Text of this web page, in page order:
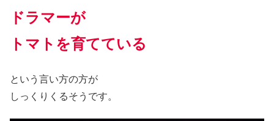
ドラマーが
トマトを育てている
という言い方の方が
しっくりくるそうです。